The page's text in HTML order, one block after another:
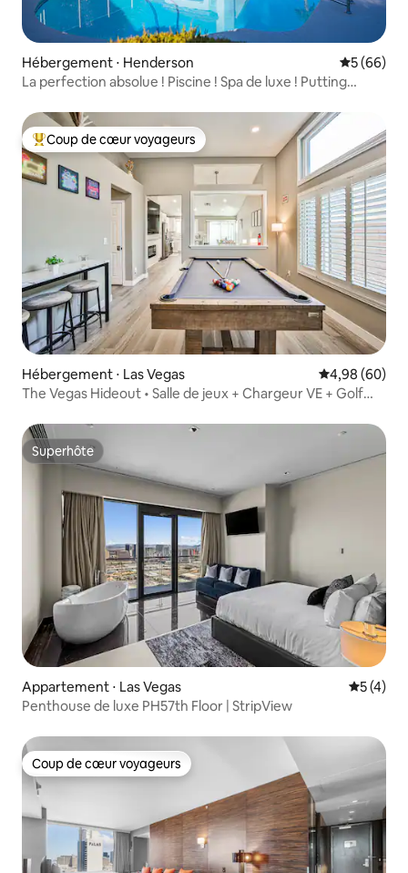
Hébergement ⋅ Henderson
5 (66)
La perfection absolue ! Piscine ! Spa de luxe ! Putting
Coups de cœur voyageurs les plus appréciés
Coup de cœur voyageurs
Hébergement ⋅ Las Vegas Évaluation
4,98 (60)
The Vegas Hideout • Salle de jeux + Chargeur VE + Golf
Superhôte
Superhôte
Appartement ⋅ Las Vegas
5 (4)
Penthouse de luxe PH57th Floor | StripView
Coup de cœur voyageurs
Coup de cœur voyageurs